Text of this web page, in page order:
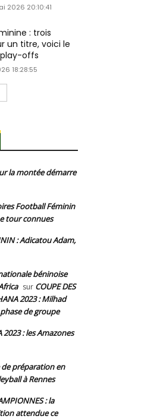
2026 20:10:41
: trois
un titre, voici le
offs
18:28:55
la montée démarre
Football Féminin
tour connues
: Adicatou Adam,
béninoise
sur COUPE DES
2023 : Milhad
de groupe
2023 : les Amazones
de préparation en
à Rennes
: la
attendue ce